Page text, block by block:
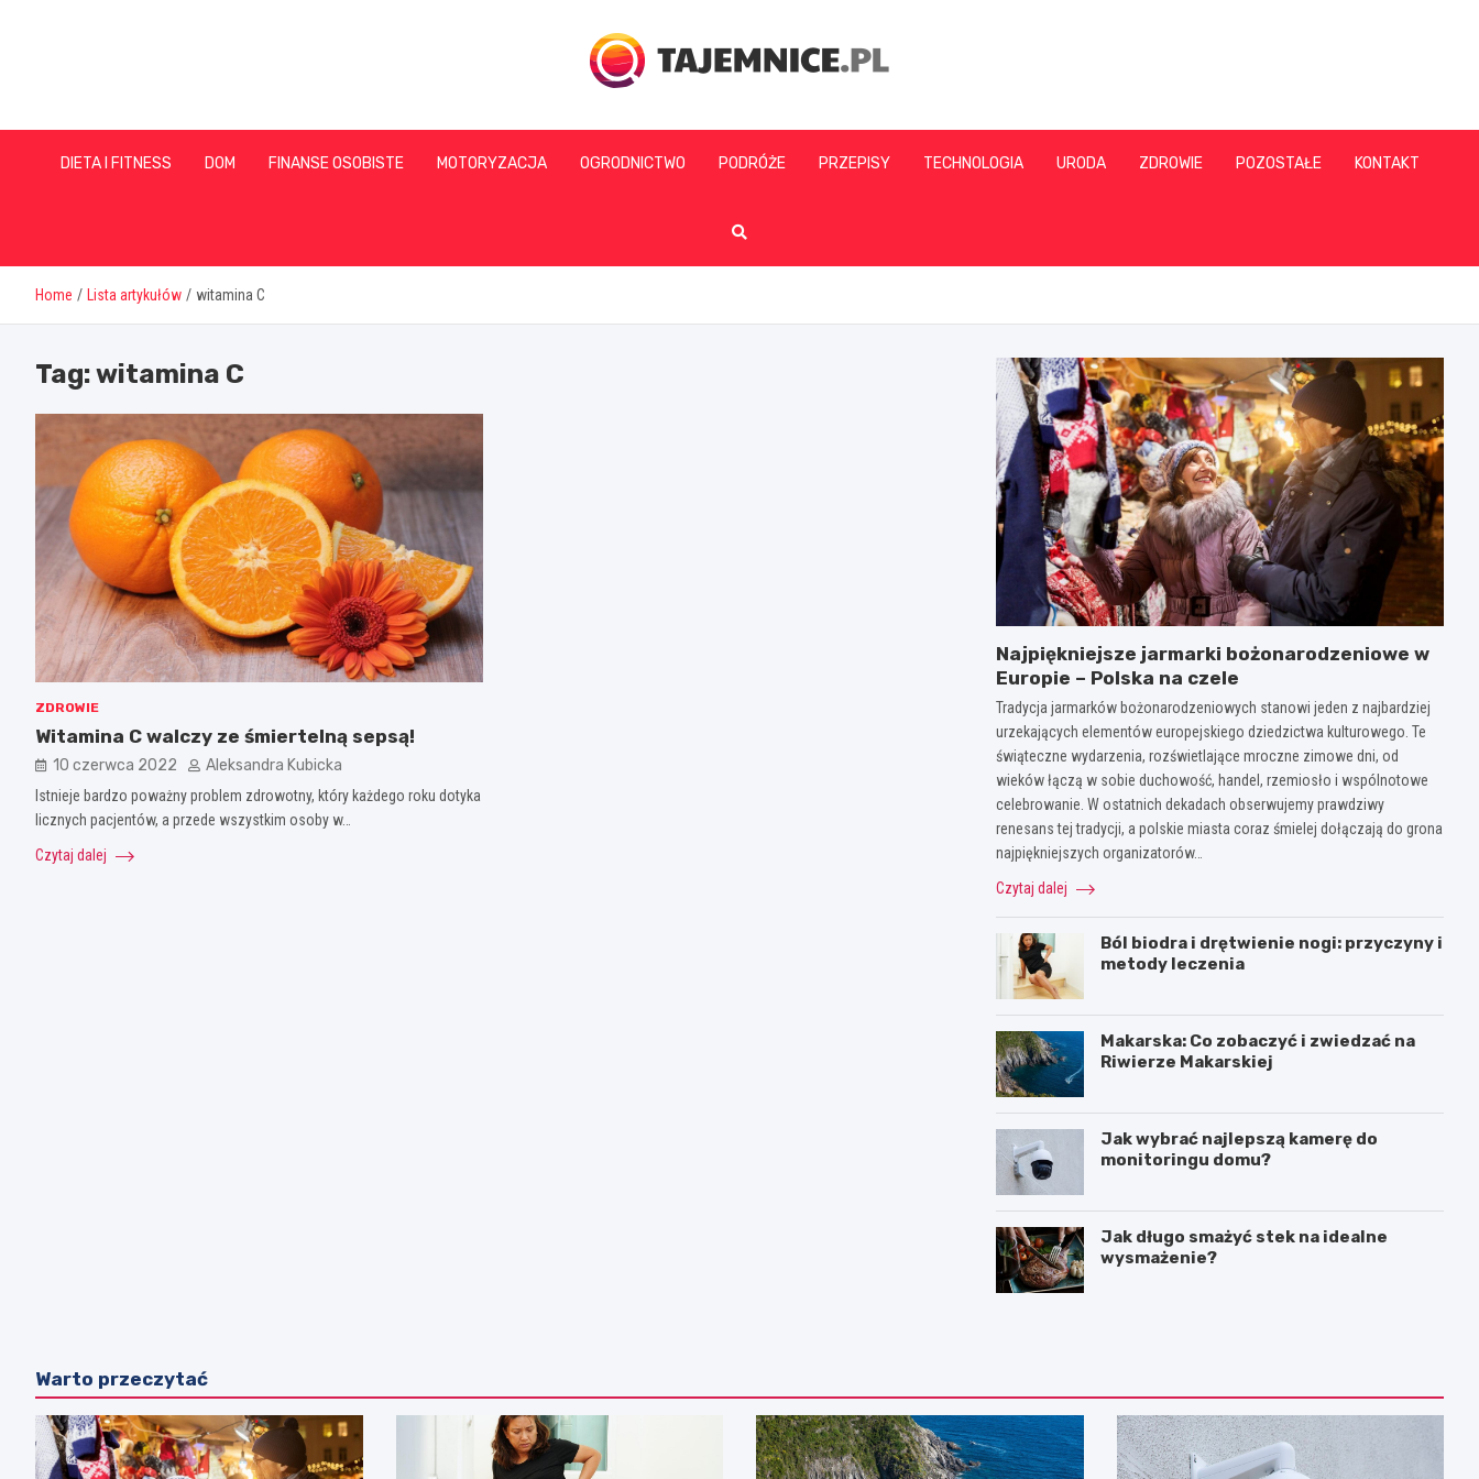
tajemnice.pl
DIETA I FITNESS DOM FINANSE OSOBISTE MOTORYZACJA OGRODNICTWO PODRÓŻE PRZEPISY TECHNOLOGIA URODA ZDROWIE POZOSTAŁE KONTAKT
Home Lista artykułów witamina C
Tag:witamina C
ZDROWIE
Witamina C walczy ze śmiertelną sepsą!
10 czerwca 2022 Aleksandra Kubicka
Istnieje bardzo poważny problem zdrowotny, który każdego roku dotyka
licznych pacjentów, a przede wszystkim osoby w…
Czytaj dalej
Najpiękniejsze jarmarki bożonarodzeniowe w
Europie – Polska na czele
Tradycja jarmarków bożonarodzeniowych stanowi jeden z najbardziej
urzekających elementów europejskiego dziedzictwa kulturowego. Te
świąteczne wydarzenia, rozświetlające mroczne zimowe dni, od
wieków łączą w sobie duchowość, handel, rzemiosło i wspólnotowe
celebrowanie. W ostatnich dekadach obserwujemy prawdziwy
renesans tej tradycji, a polskie miasta coraz śmielej dołączają do grona
najpiękniejszych organizatorów…
Czytaj dalej
Ból biodra i drętwienie nogi: przyczyny i
metody leczenia
Makarska: Co zobaczyć i zwiedzać na
Riwierze Makarskiej
Jak wybrać najlepszą kamerę do
monitoringu domu?
Jak długo smażyć stek na idealne
wysmażenie?
Warto przeczytać